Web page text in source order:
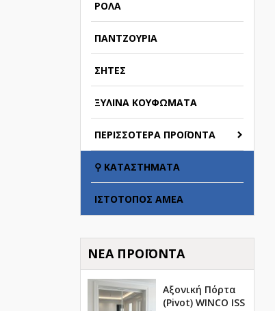
ΡΟΛΆ
ΠΑΝΤΖΟΎΡΙΑ
ΣΉΤΕΣ
ΞΎΛΙΝΑ ΚΟΥΦΏΜΑΤΑ
ΠΕΡΙΣΣΌΤΕΡΑ ΠΡΟΪΌΝΤΑ
⚲ ΚΑΤΑΣΤΉΜΑΤΑ
ΙΣΤΌΤΟΠΟΣ ΑΜΕΑ
ΝΈΑ ΠΡΟΪΌΝΤΑ
Αξονική Πόρτα
(Pivot) WINCO ISS